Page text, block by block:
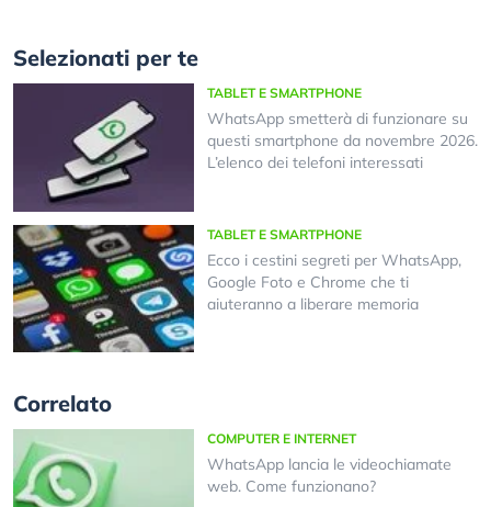
Selezionati per te
TABLET E SMARTPHONE
WhatsApp smetterà di funzionare su
questi smartphone da novembre 2026.
L’elenco dei telefoni interessati
TABLET E SMARTPHONE
Ecco i cestini segreti per WhatsApp,
Google Foto e Chrome che ti
aiuteranno a liberare memoria
Correlato
COMPUTER E INTERNET
WhatsApp lancia le videochiamate
web. Come funzionano?